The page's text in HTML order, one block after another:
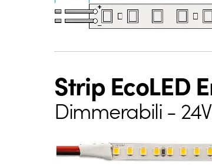
Strip EcoLED
Dimmerabili -